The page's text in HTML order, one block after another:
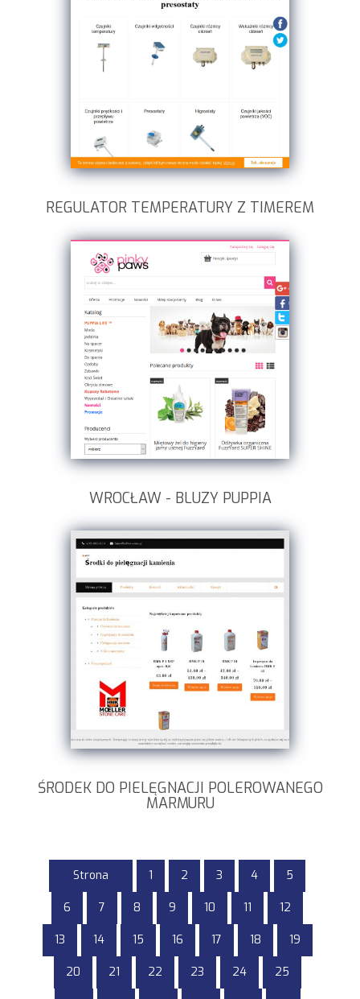
REGULATOR TEMPERATURY Z TIMEREM
WROCŁAW - BLUZY PUPPIA
ŚRODEK DO PIELĘGNACJI POLEROWANEGO
MARMURU
Strona 1 2 3 4 5
6 7 8 9 10 11 12
13 14 15 16 17 18 19
20 21 22 23 24 25